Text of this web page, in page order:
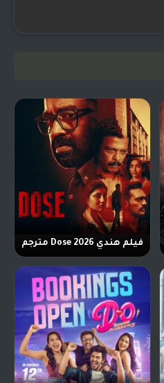
فيلم هندي Dose 2026 مترجم